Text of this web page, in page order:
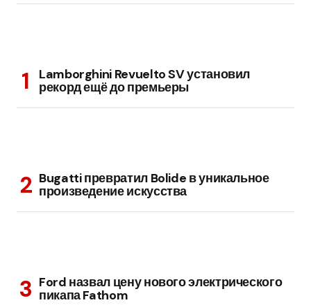
Lamborghini Revuelto SV установил
рекорд ещё до премьеры
Bugatti превратил Bolide в уникальное
произведение искусства
Ford назвал цену нового электрического
пикапа Fathom